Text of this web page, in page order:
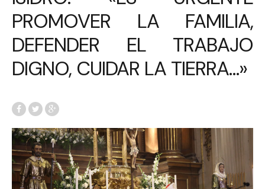
PROMOVER LA FAMILIA,
DEFENDER EL TRABAJO
DIGNO, CUIDAR LA TIERRA…»